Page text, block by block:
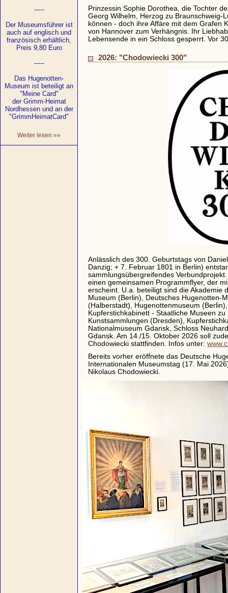
-----
Der Museumsführer ist
auch auf englisch und
französisch erhältlich,
Preis 9,80 Euro
-----
Das Hugenotten-
Museum ist beteiligt an
"Meine Card"
der Grimm-Heimat
Nordhessen und an der
"GrimmHeimatCard"
Weiter lesen »»
Prinzessin Sophie Dorothea, die Tochter
Georg Wilhelm, Herzog zu Braunschweig-
können - doch ihre Affäre mit dem Grafen
von Hannover zum Verhängnis. Ihr
Lebensende in ein Schloss gesperrt. Vor
2026: "Chodowiecki 300"
Anlässlich des 300. Geburtstags von
Danzig; + 7. Februar 1801 in Berlin)
sammlungsübergreifendes
einen gemeinsamen Programmflyer, der
erscheint. U.a. beteiligt sind die Akademie
Museum (Berlin), Deutsches Hugenotten-
(Halberstadt), Hugenottenmuseum
Kupferstichkabinett - Staatliche Museen
Kunstsammlungen (Dresden),
Nationalmuseum Gdansk, Schloss
Gdansk. Am 14./15. Oktober 2026 soll
Chodowiecki stattfinden. Infos unter:
Bereits vorher eröffnete das Deutsche
Internationalen Museumstag (17. Mai
Nikolaus Chodowiecki.